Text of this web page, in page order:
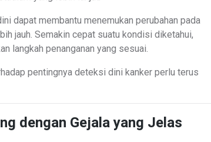
dapat membantu menemukan perubahan pada
jauh. Semakin cepat suatu kondisi diketahui,
langkah penanganan yang sesuai.
pentingnya deteksi dini kanker perlu terus
dengan Gejala yang Jelas